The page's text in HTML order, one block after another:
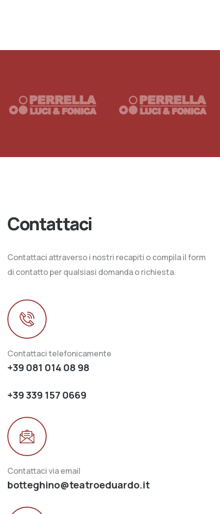
Contattaci
Contattaci attraverso i nostri recapiti o compila il form
di contatto per qualsiasi domanda o richiesta.
Contattaci telefonicamente
+39 081 014 08 98
+39 339 157 0669
Contattaci via email
botteghino@teatroeduardo.it